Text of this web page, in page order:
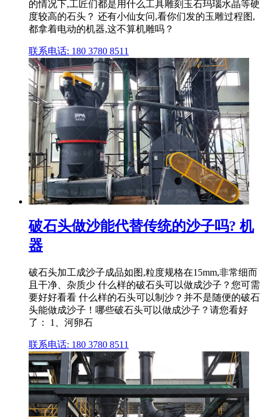
的情况下,工匠们都是用什么工具雕刻玉石玛瑙水晶等硬
度较高的石头？ 还有小仙女问,看你们发的玉雕过程图,
都拿着电动的机器,这不算机雕吗？
联系电话: 180 3780 8511
破石头做沙能代替传统的沙子吗? 机
器
破石头加工成沙子成品如图,粒度规格在15mm,非常细而
且干净、杂质少 什么样的破石头可以做成沙子？您可需
要好好看看 什么样的石头可以制沙？并不是随便的破石
头能做成沙子！哪些破石头可以做成沙子？请您看好
了： 1、河卵石
联系电话: 180 3780 8511